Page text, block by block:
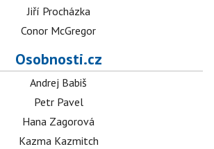
Jiří Procházka
Conor McGregor
Osobnosti.cz
Andrej Babiš
Petr Pavel
Hana Zagorová
Kazma Kazmitch